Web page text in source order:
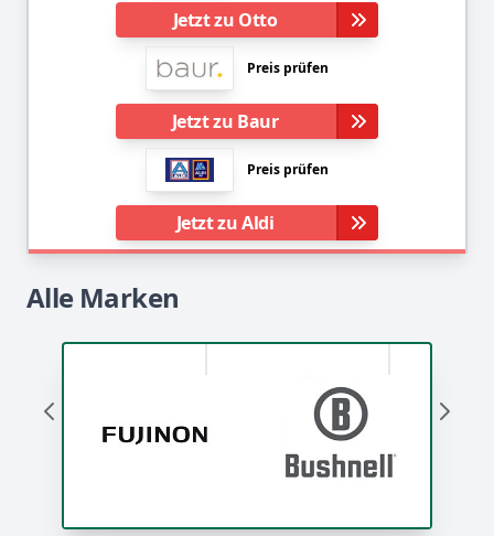
Jetzt zu Otto
Preis prüfen
Jetzt zu Baur
Preis prüfen
Jetzt zu Aldi
Alle Marken